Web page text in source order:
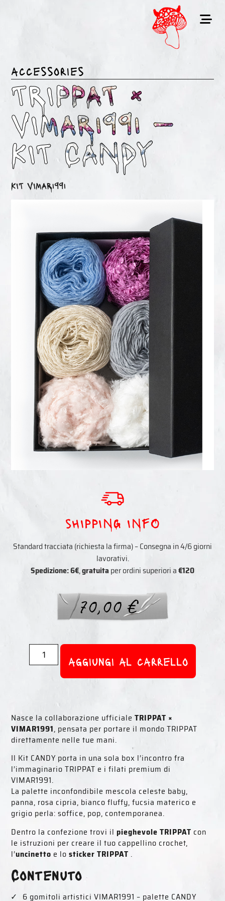
accessories
TRIPPAT ×
VIMAR1991 —
KIT CANDY
KIT VIMAR1991
sHIPPING INFO
Standard tracciata (richiesta la firma) – Consegna in 4/6 giorni
lavorativi.
Spedizione: 6€,gratuitaper ordini superiori a€120
70,00€
aggiungi al carrello
Nasce la collaborazione ufficialeTRIPPAT ×
VIMAR1991, pensata per portare il mondo TRIPPAT
direttamente nelle tue mani.
Il Kit CANDY porta in una sola box l’incontro fra
l’immaginario TRIPPAT e i filati premium di
VIMAR1991.
La palette inconfondibile mescola celeste baby,
panna, rosa cipria, bianco fluffy, fucsia materico e
grigio perla: soffice, pop, contemporanea.
Dentro la confezione trovi ilpieghevole TRIPPAT con
le istruzioni per creare il tuo cappellino crochet,
l’uncinetto e losticker TRIPPAT .
Contenuto
6 gomitoli artistici VIMAR1991 – palette CANDY